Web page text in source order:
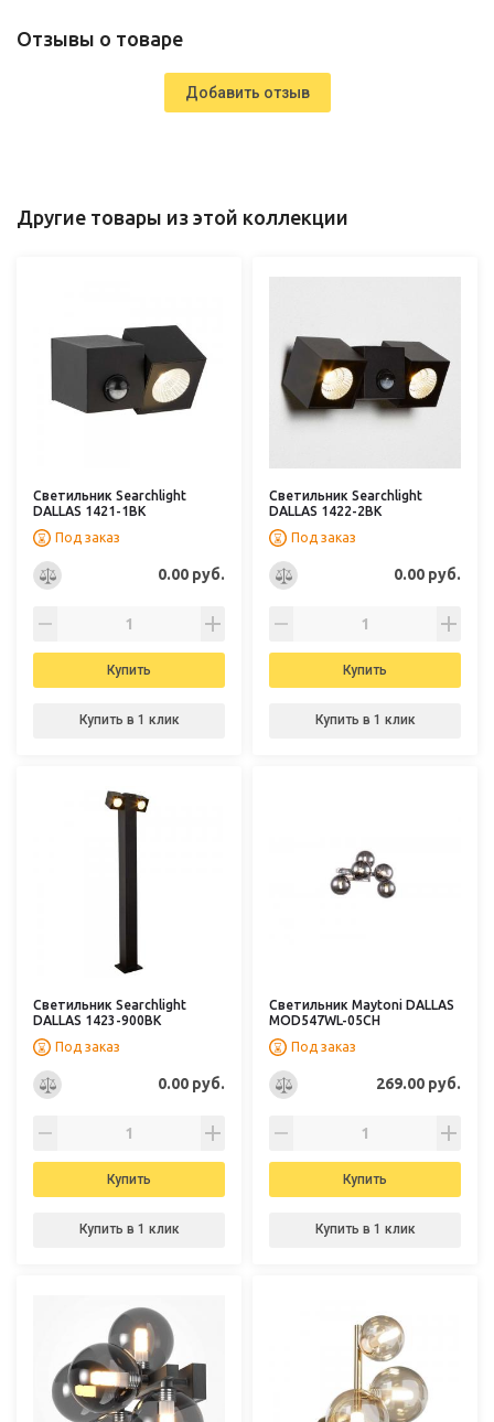
Отзывы о товаре
Добавить отзыв
Другие товары из этой коллекции
Светильник Searchlight
DALLAS 1421-1BK
Под заказ
0.00 руб.
Купить
Купить в 1 клик
Светильник Searchlight
DALLAS 1422-2BK
Под заказ
0.00 руб.
Купить
Купить в 1 клик
Светильник Searchlight
DALLAS 1423-900BK
Под заказ
0.00 руб.
Купить
Купить в 1 клик
Светильник Maytoni DALLAS
MOD547WL-05CH
Под заказ
269.00 руб.
Купить
Купить в 1 клик